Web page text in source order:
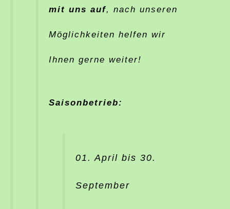
mit uns auf, nach unseren
Möglichkeiten helfen wir
Ihnen gerne weiter!
Saisonbetrieb:
01. April bis 30.
September